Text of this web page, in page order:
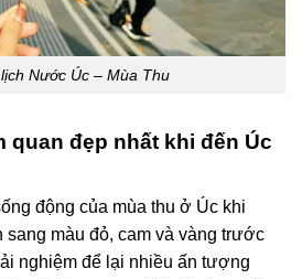
Nước Úc – Mùa Thu
quan đẹp nhất khi đến Úc
động của mùa thu ở Úc khi
sang màu đỏ, cam và vàng trước
nghiệm để lại nhiều ấn tượng